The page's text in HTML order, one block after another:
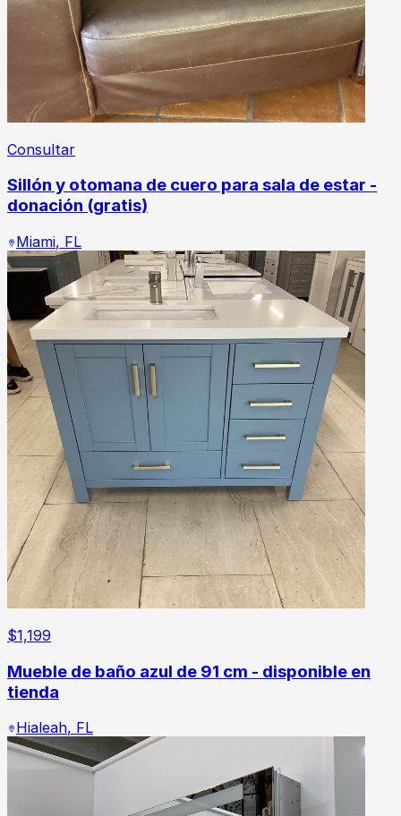
Consultar
Sillón y otomana de cuero para sala de estar -
donación (gratis)
Miami, FL
$1,199
Mueble de baño azul de 91 cm - disponible en
tienda
Hialeah, FL